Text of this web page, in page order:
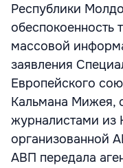
Республики
обеспокоенность
массовой
заявления
Европейского
Кальмана Мижея,
журналистами из
организованной
АВП передала